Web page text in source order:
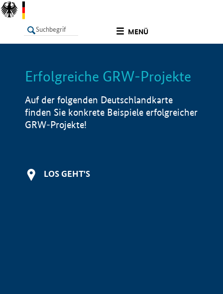
MENÜ
LISTE Info
Erfolgreiche GRW-Projekte
Auf der folgenden Deutschlandkarte
finden Sie konkrete Beispiele erfolgreicher
GRW-Projekte!
LOS GEHT'S